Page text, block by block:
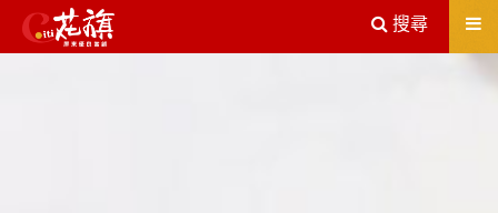
屏東機車借款解決您所有的借貸疑慮，完全了解、滿意再貸！
送出
搜尋